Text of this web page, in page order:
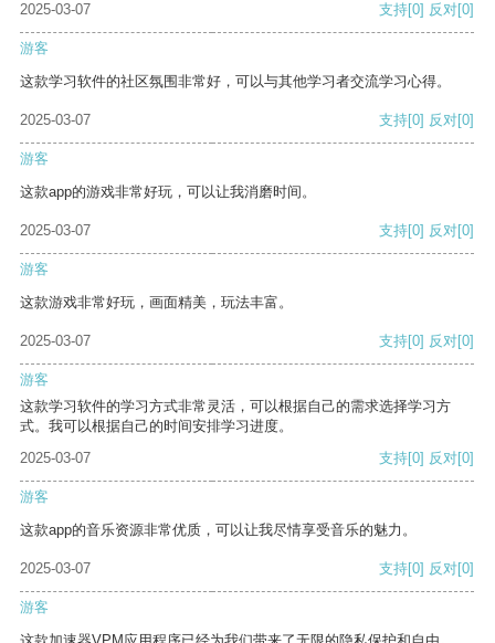
2025-03-07
支持[0] 反对[0]
游客
这款学习软件的社区氛围非常好，可以与其他学习者交流学习心得。
2025-03-07 支持[0] 反对[0]
游客
这款app的游戏非常好玩，可以让我消磨时间。
2025-03-07 支持[0] 反对[0]
游客
这款游戏非常好玩，画面精美，玩法丰富。
2025-03-07 支持[0] 反对[0]
游客
这款学习软件的学习方式非常灵活，可以根据自己的需求选择学习方
式。我可以根据自己的时间安排学习进度。
2025-03-07
支持[0] 反对[0]
游客
这款app的音乐资源非常优质，可以让我尽情享受音乐的魅力。
2025-03-07 支持[0] 反对[0]
游客